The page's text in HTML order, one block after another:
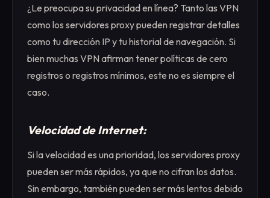
¿Le preocupa su privacidad en línea? Tanto las VPN
como los servidores proxy pueden registrar detalles
como tu dirección IP y tu historial de navegación. Si
bien muchas VPN afirman tener políticas de cero
registros o registros mínimos, este no es siempre el
caso.
Velocidad de Internet:
Si la velocidad es una prioridad, los servidores proxy
pueden ser más rápidos, ya que no cifran los datos.
Sin embargo, también pueden ser más lentos debido